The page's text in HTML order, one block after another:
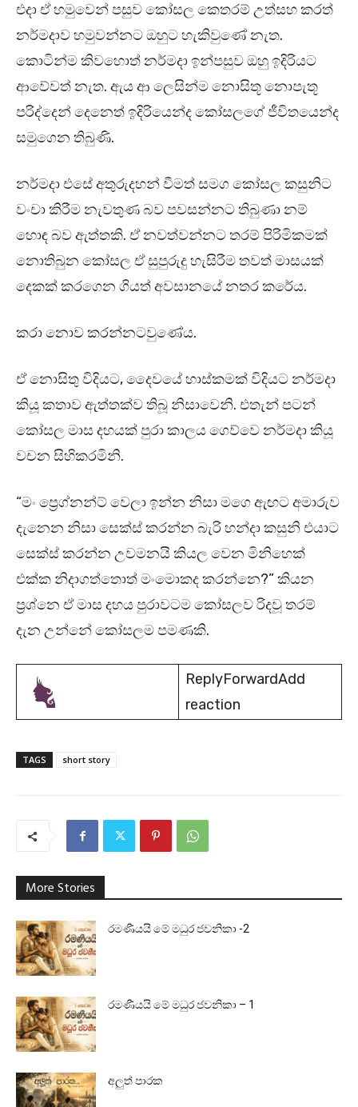
එදා ඒ හමුවෙන් පසුව කෝසල කෙතරම් උත්සහ කරත්
නර්මදාව හමුවන්නට ඔහුට හැකිවුණේ නැත.
කොටින්ම කිවහොත් නර්මදා ඉන්පසුව ඔහු ඉදිරියට
ආවේවත් නැත. ඇය ආ ලෙසින්ම නොසිතූ නොපැතූ
පරිද්දෙන් දෙනෙත් ඉදිරියෙන්ද කෝසලගේ ජීවිතයෙන්ද
සමුගෙන තිබුණි.
නර්මදා එසේ අතුරුදහන් වීමත් සමග කෝසල කසුනිට
වංචා කිරීම නැවතුණ බව පවසන්නට තිබුණා නම්
හොඳ බව ඇත්තකි. ඒ නවත්වන්නට තරම් පිරිමිකමක්
නොතිබුන කෝසල ඒ සුපුරුදු හැසිරීම තවත් මාසයක්
දෙකක් කරගෙන ගියත් අවසානයේ නතර කරේය.
කරා නොව කරන්නටවුණේය.
ඒ නොසිතු විදියට, දෛවයේ හාස්කමක් විදියට නර්මදා
කියූ කතාව ඇත්තක්ව තිබූ නිසාවෙනි. එතැන් පටන්
කෝසල මාස දහයක් පුරා කාලය ගෙව්වෙ නර්මදා කියූ
වචන සිහිකරමිනි.
“මං ප්‍රෙග්නන්ට් වෙලා ඉන්න නිසා මගෙ ඇඟට අමාරුව
දැනෙන නිසා සෙක්ස් කරන්න බැරි හන්දා කසුනි එයාට
සෙක්ස් කරන්න උවමනයි කියල වෙන මිනිහෙක්
එක්ක නිදාගත්තොත් මංමොකද කරන්නෙ?” කියන
ප්‍රශ්නෙ ඒ මාස දහය පුරාවටම කෝසලව රිදවූ තරම්
දැන උන්නේ කෝසලම පමණකි.
ReplyForwardAdd
reaction
TAGS short story
More Stories
රමණීයයි මේ මධුර ජවනිකා -2
රමණීයයි මේ මධුර ජවනිකා – 1
අලුත් පාරක